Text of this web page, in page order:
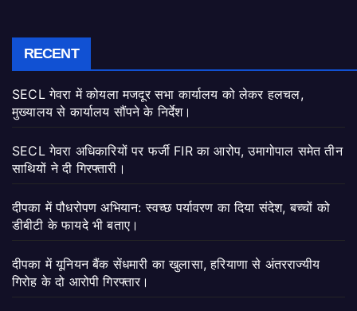
RECENT
SECL गेवरा में कोयला मजदूर सभा कार्यालय को लेकर हलचल,
मुख्यालय से कार्यालय सौंपने के निर्देश।
SECL गेवरा अधिकारियों पर फर्जी FIR का आरोप, उमागोपाल समेत तीन
साथियों ने दी गिरफ्तारी।
दीपका में पौधरोपण अभियान: स्वच्छ पर्यावरण का दिया संदेश, बच्चों को
डीबीटी के फायदे भी बताए।
दीपका में यूनियन बैंक सेंधमारी का खुलासा, हरियाणा से अंतरराज्यीय
गिरोह के दो आरोपी गिरफ्तार।